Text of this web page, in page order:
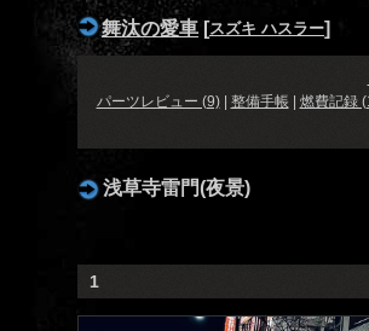
舞汰の愛車 [スズキ ハスラー]
パーツレビュー (9)| 整備手帳| 燃費記録
浅草寺雷門(夜景)
1